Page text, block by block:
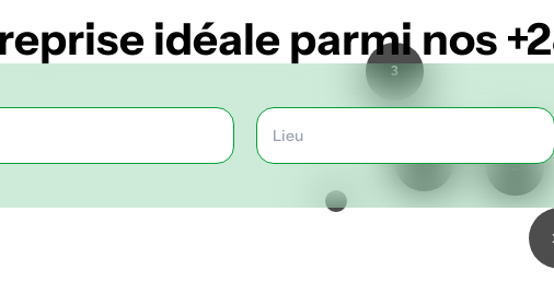
4
3
2
idéale parmi nos